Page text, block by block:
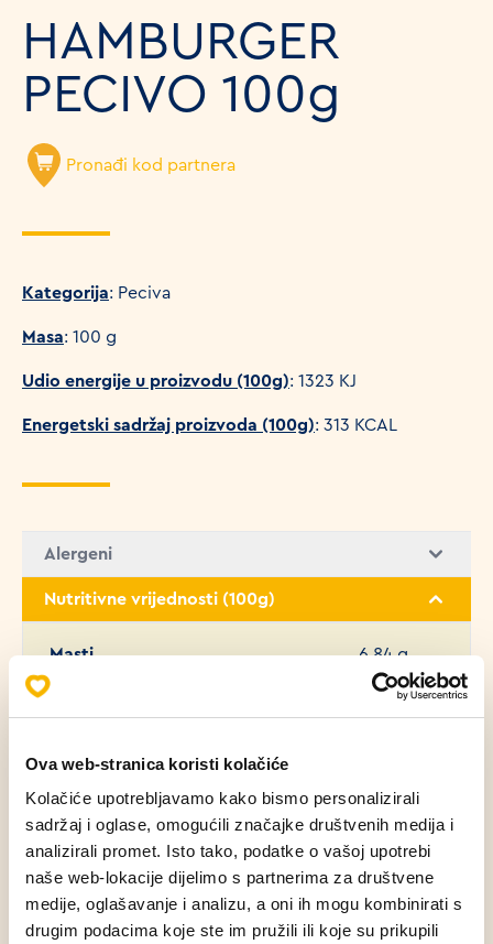
Ova web-stranica koristi kolačiće
Kolačiće upotrebljavamo kako bismo personalizirali
sadržaj i oglase, omogućili značajke društvenih medija i
analizirali promet. Isto tako, podatke o vašoj upotrebi
naše web-lokacije dijelimo s partnerima za društvene
medije, oglašavanje i analizu, a oni ih mogu kombinirati s
drugim podacima koje ste im pružili ili koje su prikupili
HAMBURGER
PECIVO 100g
Pronađi kod partnera
Kategorija: Peciva
Masa: 100 g
Udio energije u proizvodu (100g): 1323 KJ
Energetski sadržaj proizvoda (100g): 313 KCAL
Alergeni
Nutritivne vrijednosti (100g)
Masti 6.84 g
Zasićene masne kiseline 3.24 g
Bjelančevine 8.60 g
Sol 1.16 g